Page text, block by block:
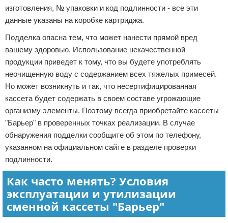
изготовления, № упаковки и код подлинности - все эти
данные указаны на коробке картриджа.
Подделка опасна тем, что может нанести прямой вред
вашему здоровью. Использование некачественной
продукции приведет к тому, что вы будете употреблять
неочищенную воду с содержанием всех тяжелых примесей.
Но может возникнуть и так, что несертифицированная
кассета будет содержать в своем составе угрожающие
организму элементы. Поэтому всегда приобретайте кассеты
"Барьер" в проверенных точках реализации. В случае
обнаружения подделки сообщите об этом по телефону,
указанном на официальном сайте в разделе проверки
подлинности.
Как часто менять? Условия
эксплуатации и утилизации
сменной кассеты "Барьер"